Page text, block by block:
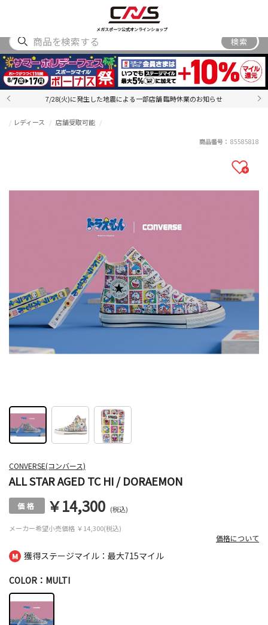
メガスポーツ公式オンラインショップ
ACCESSORY
検索
7/28(火)に発生した地震による一部店舗 臨時休業のお知らせ
獲得ステージマイル：最大715マイル
CONVERSE(コンバース)
ALL STAR AGED TC HI / DORAEMON
レディース 店舗受取可能
メーカー希望小売価格 ￥14,300(税込)
￥14,300 (税込)
価格について
商品番号： 85585818
COLOR：MULTI